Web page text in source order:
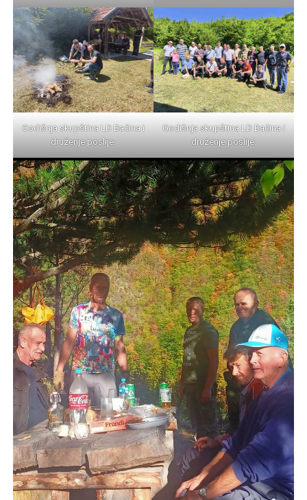
Godišnja skupština LD Baćina i
druženje poslije.
Godišnja skupština LD Baćina i
druženje poslije.